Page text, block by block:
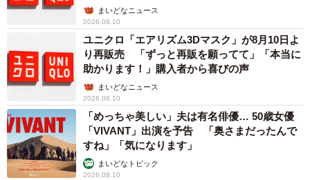
5/6
1日かけて清掃。目に見えるところはキレイになったけど、奥に入るとま
だゴミは残っているとのこと（提供：やきさばさん）
「海のプラスチックごみが魚の量を超えるかもし
れない」
――それぞれの場所で見つかるゴミには、どんな特徴があ
りますか。
の声まいどなニュース
2026.08.10
ユニクロ「エアリズム3Dマスク」が8月10日よ
り再販売 「ずっと再販を願ってて」「本当に
助かります！」購入者から喜びの声
まいどなニュース
2026.08.10
「めっちゃ美しい」夫は有名俳優… 50歳女優
「VIVANT」出演を予告 「奥さまだったんで
すね」「気になります」
まいどなトピック
2026.08.10